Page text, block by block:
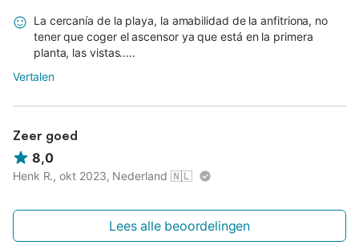
La cercanía de la playa, la amabilidad de la anfitriona, no
tener que coger el ascensor ya que está en la primera
planta, las vistas.....
Vertalen
Zeer goed
8,0
Henk R., okt 2023, Nederland 🇳🇱
Lees alle beoordelingen